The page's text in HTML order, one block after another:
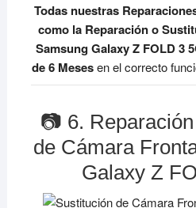
Todas nuestras
como la Reparación o
Samsung Galaxy Z FOLD 3
de 6 Mesesen el correcto
📷 6.
de Cámara
Galaxy Z